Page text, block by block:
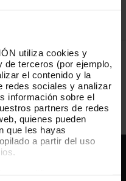
utiliza cookies y
terceros (por ejemplo,
el contenido y la
redes sociales y analizar
información sobre el
partners de redes
quienes pueden
que les hayas
a partir del uso
250€ que dones
desgravarán el 40%.
con OXFAM
este último tramo se
información en este